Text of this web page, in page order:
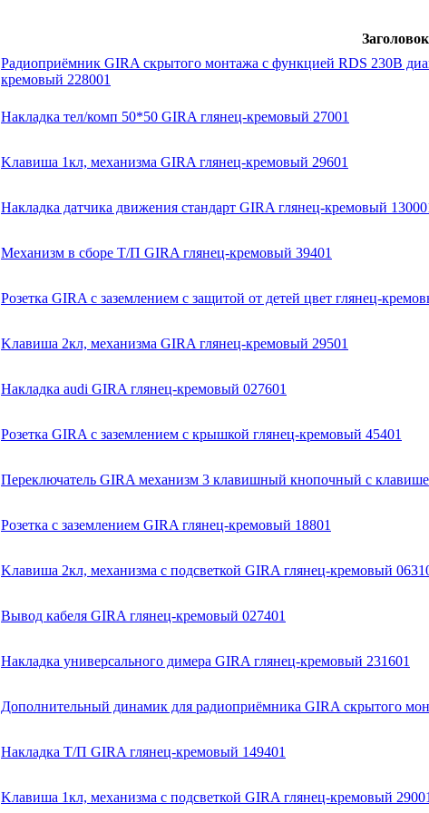
Заголовок
Радиоприёмник GIRA скрытого монтажа с функцией RDS 230В
кремовый 228001
Накладка тел/комп 50*50 GIRA глянец-кремовый 27001
Kлавиша 1кл, механизма GIRA глянец-кремовый 29601
Накладка датчика движения стандарт GIRA глянец-кремовый
Механизм в сборе Т/П GIRA глянец-кремовый 39401
Розетка GIRA с заземлением с защитой от детей цвет глянец-
Kлавиша 2кл, механизма GIRA глянец-кремовый 29501
Накладка audi GIRA глянец-кремовый 027601
Розетка GIRA с заземлением с крышкой глянец-кремовый 45401
Переключатель GIRA механизм 3 клавишный кнопочный с
Розетка с заземлением GIRA глянец-кремовый 18801
Kлавиша 2кл, механизма с подсветкой GIRA глянец-кремовый
Вывод кабеля GIRA глянец-кремовый 027401
Накладка универсального димера GIRA глянец-кремовый 231601
Дополнительный динамик для радиоприёмника GIRA скрытого
Накладка Т/П GIRA глянец-кремовый 149401
Kлавиша 1кл, механизма с подсветкой GIRA глянец-кремовый 29001